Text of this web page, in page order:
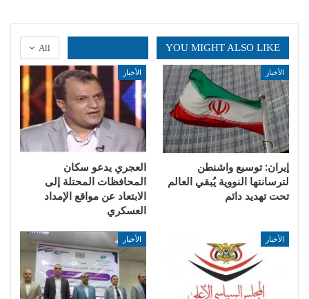
All YOU MIGHT ALSO LIKE
الأخبار
إيران: توسيع واشنطن
لترسانتها النووية يُبقي العالم
تحت تهديد دائم
الأخبار
العجري يدعو سكان
المحافظات المحتلة إلى
الابتعاد عن مواقع الإمداد
العسكري
الأخبار الأخبار